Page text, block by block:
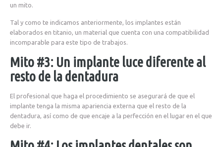
un mito.
Tal y como te indicamos anteriormente, los implantes están
elaborados en titanio, un material que cuenta con una compatibilidad
incomparable para este tipo de trabajos.
Mito #3: Un implante luce diferente al
resto de la dentadura
El profesional que haga el procedimiento se asegurará de que el
implante tenga la misma apariencia externa que el resto de la
dentadura, así como de que encaje a la perfección en el lugar en el que
debe ir.